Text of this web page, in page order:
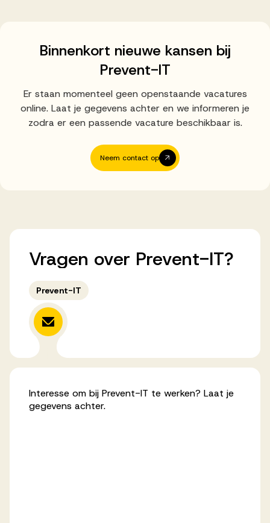
Vervulde vacatures
Werken bij AV
Aanmelden
Werken bij AV
Voor kandidaten
Inspiratie
Binnenkort nieuwe kansen bij
Prevent-IT
Er staan momenteel geen openstaande vacatures
online. Laat je gegevens achter en we informeren je
zodra er een passende vacature beschikbaar is.
Neem contact op
Vragen over Prevent-IT?
Prevent-IT
Interesse om bij Prevent-IT te werken? Laat je
gegevens achter.